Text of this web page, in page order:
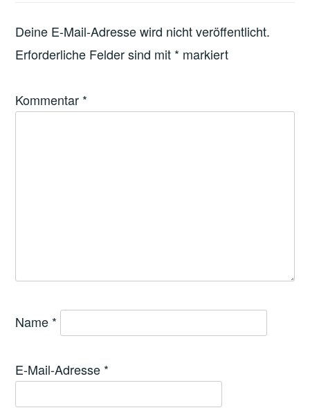
Deine E-Mail-Adresse wird nicht veröffentlicht.
Erforderliche Felder sind mit * markiert
Kommentar *
Name *
E-Mail-Adresse *